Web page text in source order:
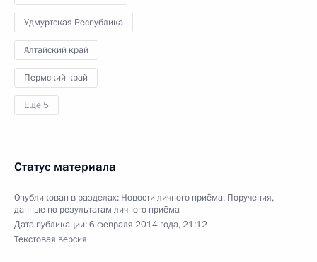
Удмуртская Республика
Алтайский край
Пермский край
Ещё 5
Статус материала
Опубликован в разделах: Новости личного приёма, Поручения,
данные по результатам личного приёма
Дата публикации:6 февраля 2014 года, 21:12
Текстовая версия